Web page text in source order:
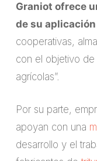
Graniot ofrece
de su
cooperativas,
con el objetivo de
agrícolas”.
Por su parte,
apoyan con una
desarrollo y el